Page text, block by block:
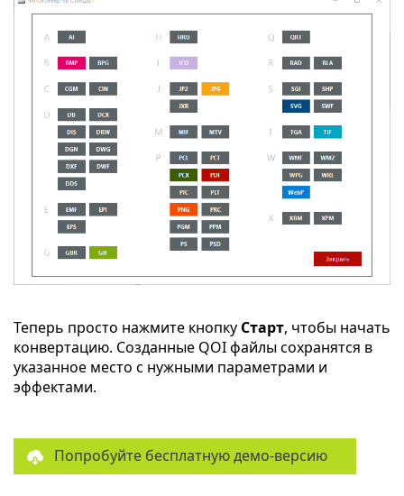
Теперь просто нажмите кнопку Старт, чтобы начать
конвертацию. Созданные QOI файлы сохранятся в
указанное место с нужными параметрами и
эффектами.
Попробуйте бесплатную демо-версию